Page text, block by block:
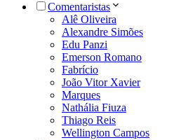
Comentaristas
Alê Oliveira
Alexandre Simões
Edu Panzi
Emerson Romano
Fabrício
João Vitor Xavier
Marques
Nathália Fiuza
Thiago Reis
Wellington Campos